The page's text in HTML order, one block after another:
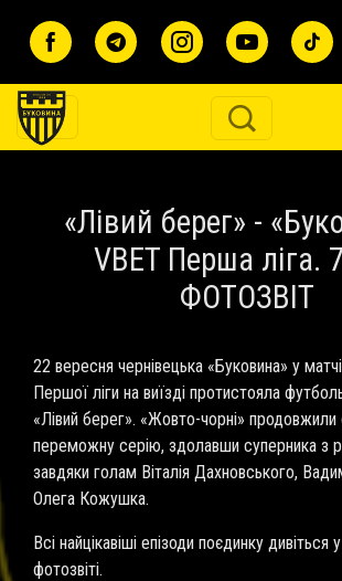
«Лівий берег» -
VBET Перша ліга.
ФОТОЗВІТ
22 вересня чернівецька «Буковина» у
Першої ліги на виїзді протистояла
«Лівий берег». «Жовто-чорні»
переможну серію, здолавши суперника з
завдяки голам Віталія Дахновського,
Олега Кожушка.
Всі найцікавіші епізоди поєдинку
фотозвіті.